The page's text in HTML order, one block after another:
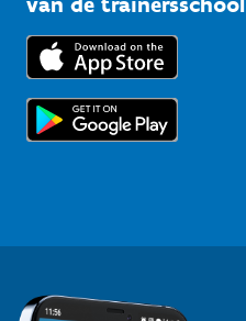
Trainers en begeleiders
Topsporters
Downloads
Voor de pers